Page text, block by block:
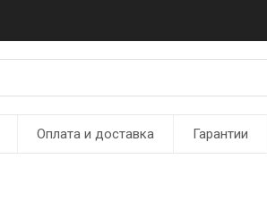
Оплата и доставка Гарантии